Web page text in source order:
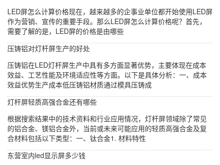
LED屏怎么计算价格现在，越来越多的企事业单位都开始使用LED屏
作为营销、宣传的重要手段。那么LED屏怎么计算价格呢？首先，
需要了解的是，LED屏的价格是由哪些
压铸铝对灯杆屏生产的好处
压铸铝在LED灯杆屏生产中具有多方面显著优势，主要体现在成本
效益、工艺性能及环境适应性等方面。以下是具体分析：一、成本
效益优势生产成本低压铸铝材质通过模具压铸成
灯杆屏轻质高强合金还有哪些
根据搜索结果中的技术资料和行业应用情况，灯杆屏领域除了常见
的铝合金、镁铝合金外，当前或未来可能应用的轻质高强合金及复
合材料包括以下类型：一、钛合金1. 材料特性
东营室内led显示屏多少钱